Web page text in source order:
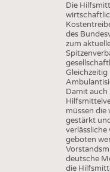
Die
des
zum
Gleichzeitig
Damit auch
müssen
gestärkt
geboten
deutsche
die